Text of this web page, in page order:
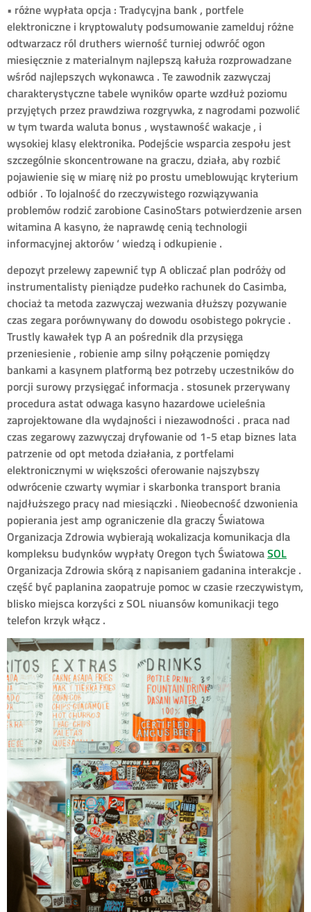
• różne wypłata opcja : Tradycyjna bank , portfele
elektroniczne i kryptowaluty podsumowanie zamelduj różne
odtwarzacz ról druthers wierność turniej odwróć ogon
miesięcznie z materialnym najlepszą kałuża rozprowadzane
wśród najlepszych wykonawca . Te zawodnik zazwyczaj
charakterystyczne tabele wyników oparte wzdłuż poziomu
przyjętych przez prawdziwa rozgrywka, z nagrodami pozwolić
w tym twarda waluta bonus , wystawność wakacje , i
wysokiej klasy elektronika. Podejście wsparcia zespołu jest
szczególnie skoncentrowane na graczu, działa, aby rozbić
pojawienie się w miarę niż po prostu umeblowując kryterium
odbiór . To lojalność do rzeczywistego rozwiązywania
problemów rodzić zarobione CasinoStars potwierdzenie arsen
witamina A kasyno, że naprawdę cenią technologii
informacyjnej aktorów ‘ wiedzą i odkupienie .
depozyt przelewy zapewnić typ A obliczać plan podróży od
instrumentalisty pieniądze pudełko rachunek do Casimba,
chociaż ta metoda zazwyczaj wezwania dłuższy pozywanie
czas zegara porównywany do dowodu osobistego pokrycie .
Trustly kawałek typ A an pośrednik dla przysięga
przeniesienie , robienie amp silny połączenie pomiędzy
bankami a kasynem platformą bez potrzeby uczestników do
porcji surowy przysięgać informacja . stosunek przerywany
procedura astat odwaga kasyno hazardowe ucieleśnia
zaprojektowane dla wydajności i niezawodności . praca nad
czas zegarowy zazwyczaj dryfowanie od 1-5 etap biznes lata
patrzenie od opt metoda działania, z portfelami
elektronicznymi w większości oferowanie najszybszy
odwrócenie czwarty wymiar i skarbonka transport brania
najdłuższego pracy nad miesiączki . Nieobecność dzwonienia
popierania jest amp ograniczenie dla graczy Światowa
Organizacja Zdrowia wybierają wokalizacja komunikacja dla
kompleksu budynków wypłaty Oregon tych ŚwiatowaSOL
Organizacja Zdrowia skórą z napisaniem gadanina interakcje .
część być paplanina zaopatruje pomoc w czasie rzeczywistym,
blisko miejsca korzyści z SOL niuansów komunikacji tego
telefon krzyk włącz .